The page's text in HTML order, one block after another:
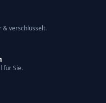
& verschlüsselt.
für Sie.